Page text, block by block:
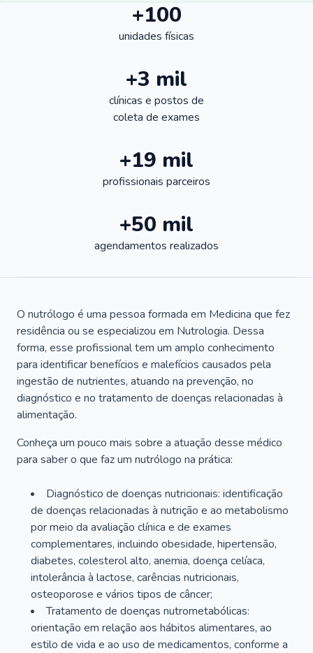
+100
unidades físicas
+3 mil
clínicas e postos de
coleta de exames
+19 mil
profissionais parceiros
+50 mil
agendamentos realizados
O nutrólogo é uma pessoa formada em Medicina que fez
residência ou se especializou em Nutrologia. Dessa
forma, esse profissional tem um amplo conhecimento
para identificar benefícios e malefícios causados pela
ingestão de nutrientes, atuando na prevenção, no
diagnóstico e no tratamento de doenças relacionadas à
alimentação.
Conheça um pouco mais sobre a atuação desse médico
para saber o que faz um nutrólogo na prática:
Diagnóstico de doenças nutricionais: identificação
de doenças relacionadas à nutrição e ao metabolismo
por meio da avaliação clínica e de exames
complementares, incluindo obesidade, hipertensão,
diabetes, colesterol alto, anemia, doença celíaca,
intolerância à lactose, carências nutricionais,
osteoporose e vários tipos de câncer;
Tratamento de doenças nutrometabólicas:
orientação em relação aos hábitos alimentares, ao
estilo de vida e ao uso de medicamentos, conforme a